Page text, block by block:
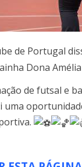
de Portugal
Dona Amélia
de futsal e
uma